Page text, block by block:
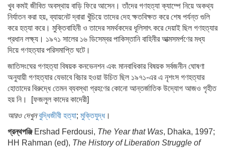
খুব কমই জীবিত অবস্থায় বাড়ি ফিরে আসেন। তাঁদের গণহত্যা ক্যাম্পে নিয়ে অকথ্য
নির্যাতন করা হয়, ব্যায়নেট দ্বারা খুঁচিয়ে তাদের দেহ ক্ষতবিক্ষত করে শেষ পর্যন্ত গুলি
করে হত্যা করে। মুক্তিবাহিনী ও তাদের সমর্থকদের ধূলিসাৎ করে দেয়াই ছিল গণহত্যার
প্রধান লক্ষ্য। ১৯৭১ সালের ১৬ ডিসেম্বর পাকিস্তানি বাহিনীর আত্মসমর্পণের মধ্য
দিয়ে গণহত্যার পরিসমাপ্তি ঘটে।
জাতিসংঘের গণহত্যা বিষয়ক কনভেনশন এবং মানবাধিকার বিষয়ক সর্বজনীন ঘোষণা
অনুযায়ী গণহত্যার যেভাবে বিচার হওয়া উচিত ছিল ১৯৭১-এর এ নৃশংস গণহত্যার
হোতাদের বিরুদ্ধে তেমন ব্যবস্থা গ্রহণের কোনো আন্তর্জাতিক উদ্যোগ আজও গৃহীত
হয় নি। [ফজলুল কাদের কাদেরী]
আরও দেখুন বুদ্ধিজীবী হত্যা; মুক্তিযুদ্ধ।
গ্রন্থপঞ্জিErshad Ferdousi, The Year that Was, Dhaka, 1997;
HH Rahman (ed), The History of Liberation Struggle of